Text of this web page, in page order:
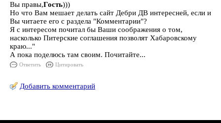
Вы правы,Гость)))
Но что Вам мешает делать сайт Дебри ДВ интересней, если и
Вы читаете его с раздела "Комментарии"?
Я с интересом почитал бы Ваши соображения о том,
насколько Питерские соглашения позволят Хабаровскому
краю..."
А пока поделюсь там своим. Почитайте...
Ответить Цитировать
Добавить комментарий